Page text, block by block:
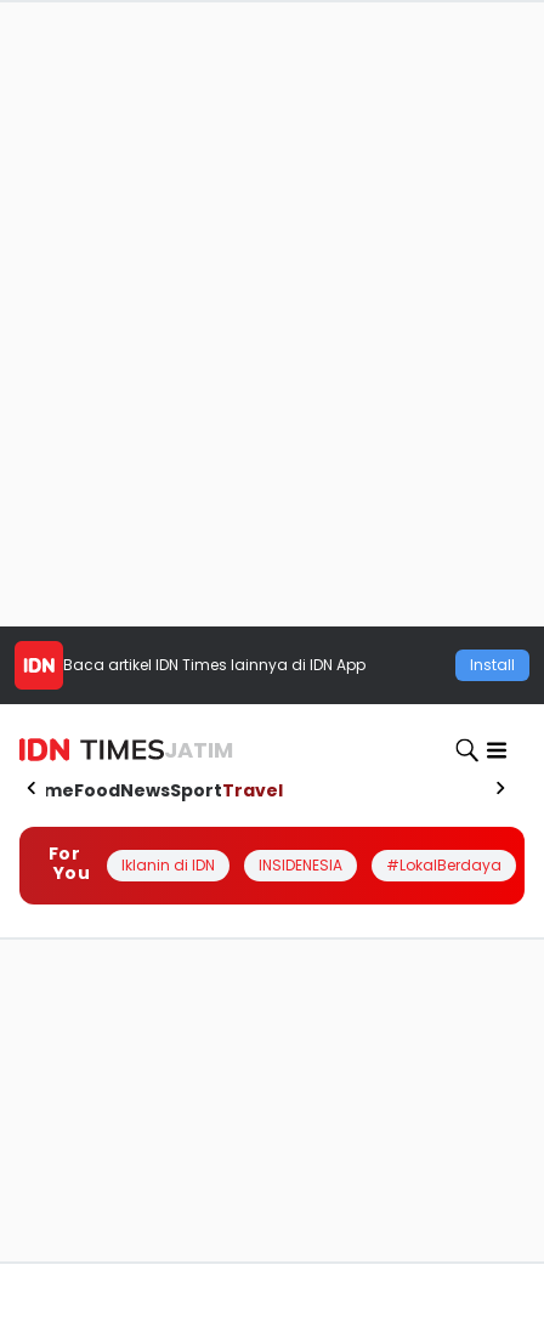
Baca artikel IDN Times lainnya di IDN App Install
JATIM
HomeFoodNewsSportTravel
For
You
Iklanin di IDN INSIDENESIA #LokalBerdaya